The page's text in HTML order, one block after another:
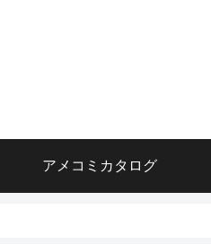
アメコミカタログ